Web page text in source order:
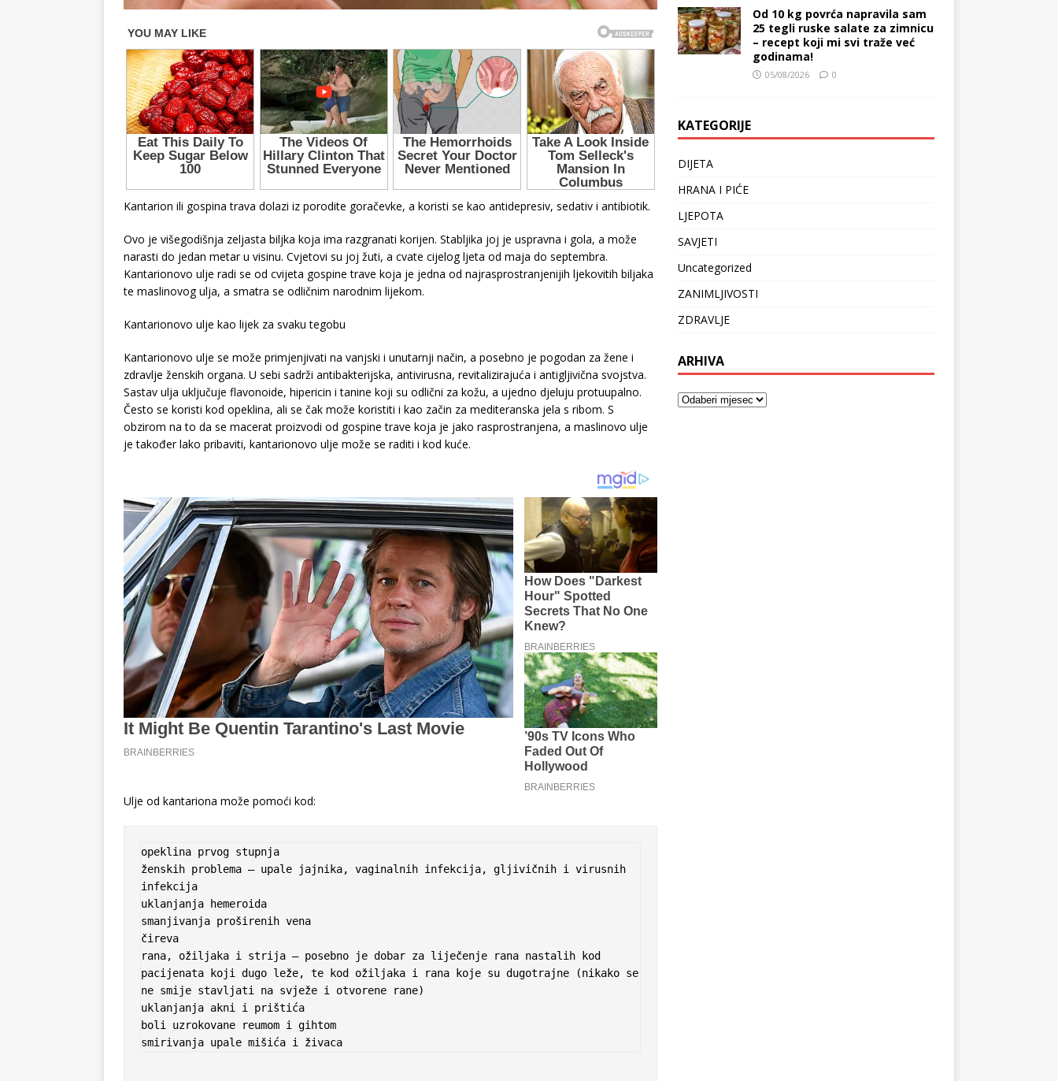
Kantarion ili gospina trava dolazi iz porodite goračevke, a koristi se kao antidepresiv, sedativ i antibiotik.
Ovo je višegodišnja zeljasta biljka koja ima razgranati korijen. Stabljika joj je uspravna i gola, a može
narasti do jedan metar u visinu. Cvjetovi su joj žuti, a cvate cijelog ljeta od maja do septembra.
Kantarionovo ulje radi se od cvijeta gospine trave koja je jedna od najrasprostranjenijih ljekovitih biljaka
te maslinovog ulja, a smatra se odličnim narodnim lijekom.
Kantarionovo ulje kao lijek za svaku tegobu
Kantarionovo ulje se može primjenjivati na vanjski i unutarnji način, a posebno je pogodan za žene i
zdravlje ženskih organa. U sebi sadrži antibakterijska, antivirusna, revitalizirajuća i antigljivična svojstva.
Sastav ulja uključuje flavonoide, hipericin i tanine koji su odlični za kožu, a ujedno djeluju protuupalno.
Često se koristi kod opeklina, ali se čak može koristiti i kao začin za mediteranska jela s ribom. S
obzirom na to da se macerat proizvodi od gospine trave koja je jako rasprostranjena, a maslinovo ulje
je također lako pribaviti, kantarionovo ulje može se raditi i kod kuće.
Ulje od kantariona može pomoći kod:
opeklina prvog stupnja
ženskih problema – upale jajnika, vaginalnih infekcija, gljivičnih i virusnih
infekcija
uklanjanja hemeroida
smanjivanja proširenih vena
čireva
rana, ožiljaka i strija – posebno je dobar za liječenje rana nastalih kod
pacijenata koji dugo leže, te kod ožiljaka i rana koje su dugotrajne (nikako se
ne smije stavljati na svježe i otvorene rane)
uklanjanja akni i prištića
boli uzrokovane reumom i gihtom
smirivanja upale mišića i živaca
Od 10 kg povrća napravila sam
25 tegli ruske salate za zimnicu
– recept koji mi svi traže već
godinama!
05/08/2026 0
KATEGORIJE
DIJETA
HRANA I PIĆE
LJEPOTA
SAVJETI
Uncategorized
ZANIMLJIVOSTI
ZDRAVLJE
ARHIVA